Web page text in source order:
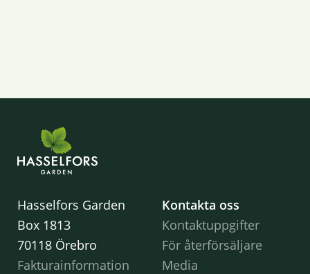
Hasselfors Garden
Box 1813
70118 Örebro
Fakturainformation
Kontakta oss
Kontaktuppgifter
För återförsäljare
Media